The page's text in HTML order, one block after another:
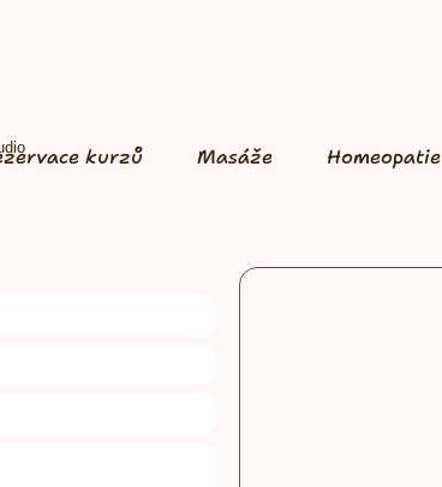
kurzů Masáže Homeopatie